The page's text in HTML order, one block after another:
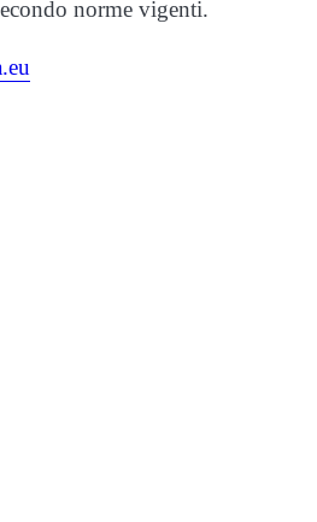
norme vigenti.